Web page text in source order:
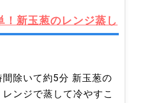
！新玉葱のレンジ蒸し
除いて約5分 新玉葱の
ンジで蒸して冷やすこ